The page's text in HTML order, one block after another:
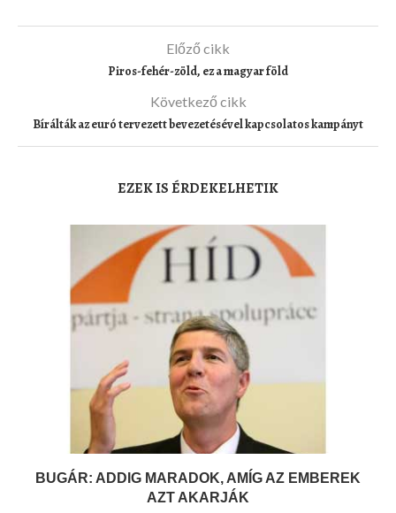
Előző cikk
Piros-fehér-zöld, ez a magyar föld
Következő cikk
Bírálták az euró tervezett bevezetésével kapcsolatos kampányt
EZEK IS ÉRDEKELHETIK
BUGÁR: ADDIG MARADOK, AMÍG AZ EMBEREK
AZT AKARJÁK